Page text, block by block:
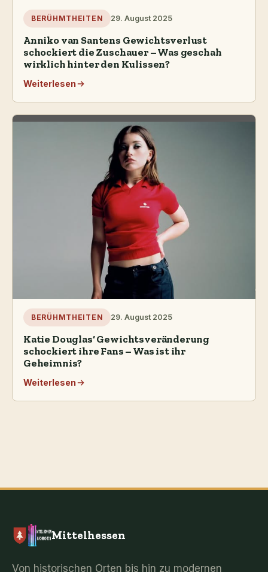
BERÜHMTHEITEN 29. August 2025
Anniko van Santens Gewichtsverlust
schockiert die Zuschauer – Was geschah
wirklich hinter den Kulissen?
Weiterlesen
BERÜHMTHEITEN 29. August 2025
Katie Douglas‘ Gewichtsveränderung
schockiert ihre Fans – Was ist ihr
Geheimnis?
Weiterlesen
Mittelhessen
Von historischen Orten bis hin zu modernen